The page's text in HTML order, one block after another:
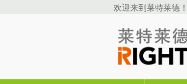
欢迎来到莱特莱德！